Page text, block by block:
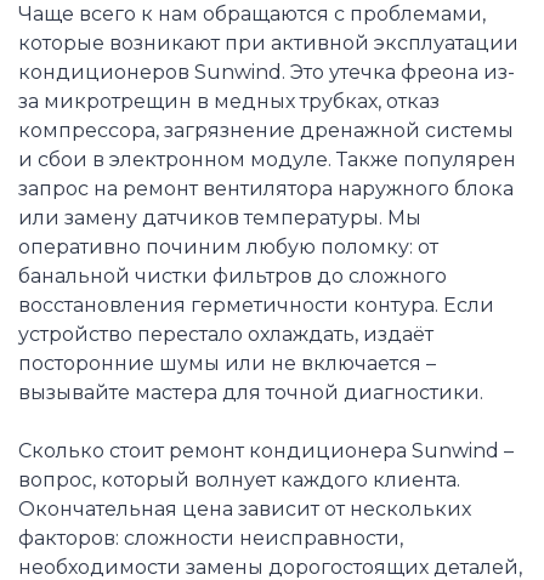
Чаще всего к нам обращаются с проблемами,
которые возникают при активной эксплуатации
кондиционеров Sunwind. Это утечка фреона из-
за микротрещин в медных трубках, отказ
компрессора, загрязнение дренажной системы
и сбои в электронном модуле. Также популярен
запрос на ремонт вентилятора наружного блока
или замену датчиков температуры. Мы
оперативно починим любую поломку: от
банальной чистки фильтров до сложного
восстановления герметичности контура. Если
устройство перестало охлаждать, издаёт
посторонние шумы или не включается –
вызывайте мастера для точной диагностики.
Сколько стоит ремонт кондиционера Sunwind –
вопрос, который волнует каждого клиента.
Окончательная цена зависит от нескольких
факторов: сложности неисправности,
необходимости замены дорогостоящих деталей,